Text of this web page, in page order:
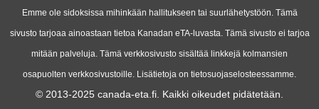
Emme ole sidoksissa mihinkään hallitukseen tai suurlähetystöön. Tämä
sivusto tarjoaa ainoastaan tietoa Kanadan eTA-luvasta. Tämä sivusto ei tarjoa
mitään palveluja. Tämä verkkosivusto sisältää linkkejä kolmansien
osapuolten verkkosivustoille. Lisätietoja on tietosuojaselosteessamme.
© 2013-2025 canada-eta.fi. Kaikki oikeudet pidätetään.